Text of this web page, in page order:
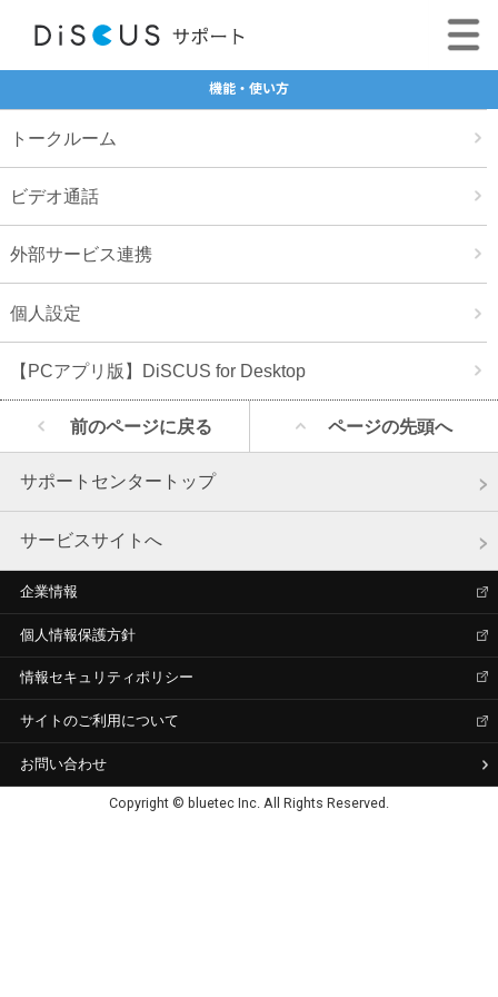
機能・使い方
トークルーム
ビデオ通話
外部サービス連携
個人設定
【PCアプリ版】DiSCUS for Desktop
前のページに戻る ページの先頭へ
サポートセンタートップ
サービスサイトへ
企業情報
個人情報保護方針
情報セキュリティポリシー
サイトのご利用について
お問い合わせ
Copyright © bluetec Inc. All Rights Reserved.